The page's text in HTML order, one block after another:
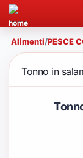
Alimenti/PESCE
Tonno in